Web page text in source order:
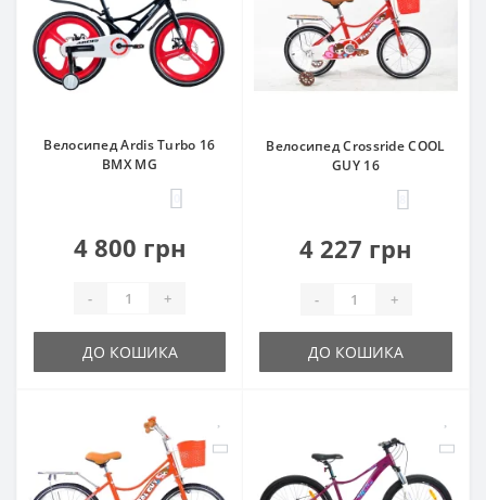
Велосипед Ardis Turbo 16
BMX MG
4 800 грн
- +
ДО КОШИКА
Велосипед Crossride COOL
GUY 16
4 227 грн
- +
ДО КОШИКА